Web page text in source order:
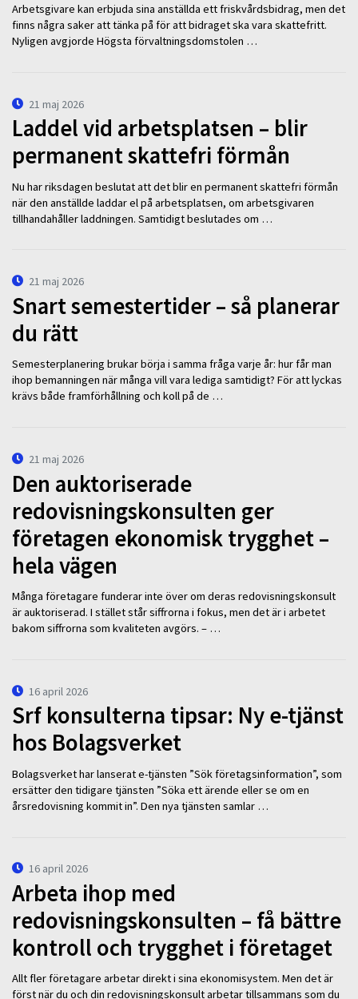
Arbetsgivare kan erbjuda sina anställda ett friskvårdsbidrag, men det
finns några saker att tänka på för att bidraget ska vara skattefritt.
Nyligen avgjorde Högsta förvaltningsdomstolen …
21 maj 2026
Laddel vid arbetsplatsen – blir
permanent skattefri förmån
Nu har riksdagen beslutat att det blir en permanent skattefri förmån
när den anställde laddar el på arbetsplatsen, om arbetsgivaren
tillhandahåller laddningen. Samtidigt beslutades om …
21 maj 2026
Snart semestertider – så planerar
du rätt
Semesterplanering brukar börja i samma fråga varje år: hur får man
ihop bemanningen när många vill vara lediga samtidigt? För att lyckas
krävs både framförhållning och koll på de …
21 maj 2026
Den auktoriserade
redovisningskonsulten ger
företagen ekonomisk trygghet –
hela vägen
Många företagare funderar inte över om deras redovisningskonsult
är auktoriserad. I stället står siffrorna i fokus, men det är i arbetet
bakom siffrorna som kvaliteten avgörs. – …
16 april 2026
Srf konsulterna tipsar: Ny e-tjänst
hos Bolagsverket
Bolagsverket har lanserat e-tjänsten ”Sök företagsinformation”, som
ersätter den tidigare tjänsten ”Söka ett ärende eller se om en
årsredovisning kommit in”. Den nya tjänsten samlar …
16 april 2026
Arbeta ihop med
redovisningskonsulten – få bättre
kontroll och trygghet i företaget
Allt fler företagare arbetar direkt i sina ekonomisystem. Men det är
först när du och din redovisningskonsult arbetar tillsammans som du